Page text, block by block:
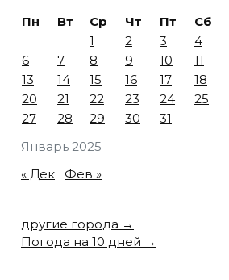
Январь 2025
Пн Вт Ср Чт Пт Сб
1
2 3 4
6
7 8 9 10 11
13
14 15 16 17 18
20
21 22 23 24 25
27
28 29 30 31
« Дек Фев »
другие города →
Погода на 10 дней →